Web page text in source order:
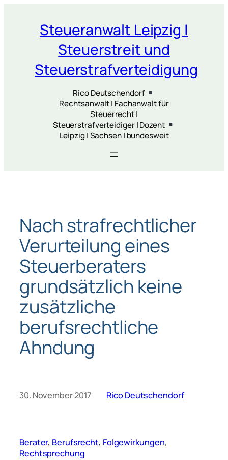
springenSteueranwalt Leipzig |
Steuerstreit und
Steuerstrafverteidigung
Rico Deutschendorf
Rechtsanwalt | Fachanwalt für
Steuerrecht |
Steuerstrafverteidiger | Dozent
Leipzig | Sachsen | bundesweit
Nach strafrechtlicher
Verurteilung eines
Steuerberaters
grundsätzlich keine
zusätzliche
berufsrechtliche
Ahndung
30. November 2017 Rico Deutschendorf
Berater, Berufsrecht, Folgewirkungen
Rechtsprechung